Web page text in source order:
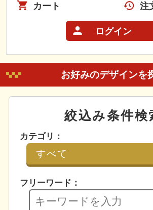
カート 注
ログイン
お好みのデザインを
絞込み条件検
カテゴリ：
フリーワード：